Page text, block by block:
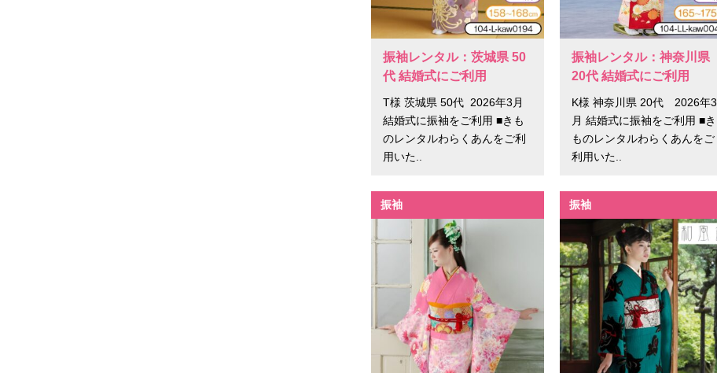
振袖レンタル：茨城県 50
代 結婚式にご利用
T様 茨城県 50代 2026年3月
結婚式に振袖をご利用 ■きも
のレンタルわらくあんをご利
用いた..
振袖レンタル：神奈川県
20代 結婚式にご利用
K様 神奈川県 20代 2026年3
月 結婚式に振袖をご利用 ■き
ものレンタルわらくあんをご
利用いた..
振袖 振袖